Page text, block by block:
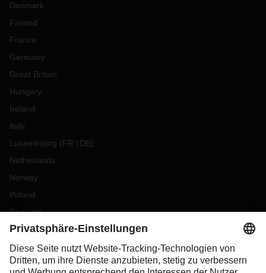
Denmark
Finland
France
Germany
Great Britain
Hungary
Ireland
Italy
Luxembourg (FR DE)
Netherlands
Norway
Poland
Portugal
Romania
Slovakia
Spain